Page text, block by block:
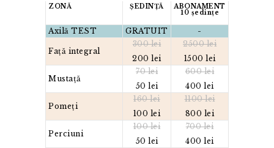
ZONĂ ȘEDINȚĂ ABONAMENT
10 ședințe
Axilă TEST GRATUIT -
Față integral
300 lei
200 lei
2500 lei
1500 lei
Mustață
70 lei
50 lei
600 lei
400 lei
Pomeți
160 lei
100 lei
1100 lei
800 lei
Perciuni
100 lei
50 lei
700 lei
400 lei